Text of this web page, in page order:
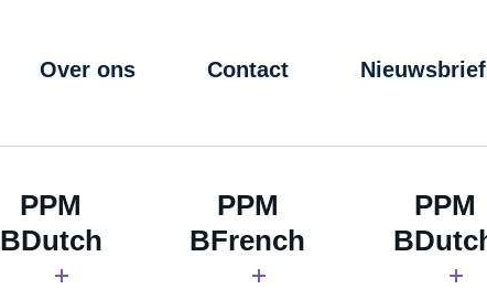
Over ons Contact Nieuwsbrief
PPM
BDutch
PPM
BFrench
PPM